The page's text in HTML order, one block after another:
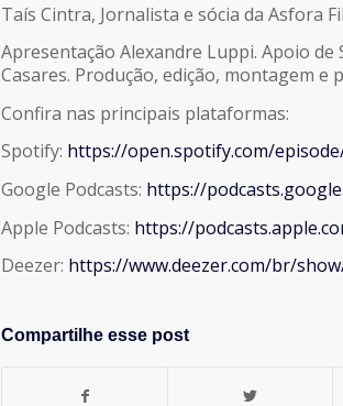
Taís Cintra, Jornalista e sócia da Asfora
Apresentação Alexandre Luppi. Apoio de
Casares. Produção, edição, montagem e
Confira nas principais plataformas:
Spotify: https://open.spotify.com/
Google Podcasts: https://
Apple Podcasts: https://
Deezer: https://www.deezer.com/br/
Compartilhe esse post